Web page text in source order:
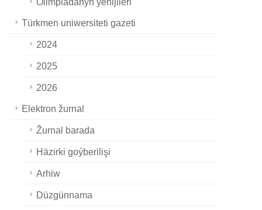
Türkmen uniwersiteti gazeti
2024
2025
2026
Elektron žurnal
Žurnal barada
Häzirki goýberilişi
Arhiw
Düzgünnama